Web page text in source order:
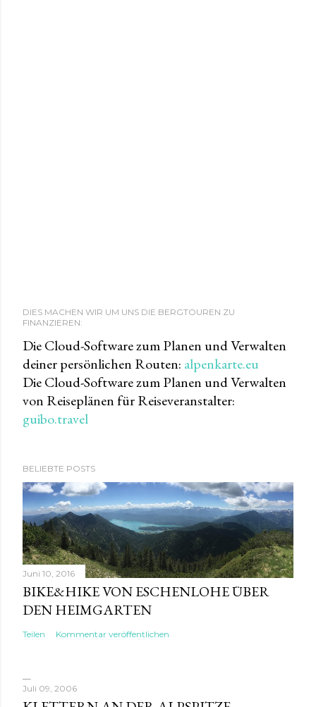
DIES MACHEN WIR UM UNS DIE BERGTOUREN ZU
FINANZIEREN:
Die Cloud-Software zum Planen und Verwalten
deiner persönlichen Routen: alpenkarte.eu
Die Cloud-Software zum Planen und Verwalten
von Reiseplänen für Reiseveranstalter:
guibo.travel
BELIEBTE POSTS
Juni 10, 2016
BIKE&HIKE VON ESCHENLOHE ÜBER
DEN HEIMGARTEN
Teilen Kommentar veröffentlichen
Juli 09, 2006